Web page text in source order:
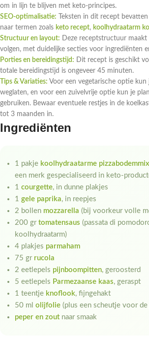
om in lijn te blijven met keto-principes.
SEO-optimalisatie: Teksten in dit recept
naar termen zoals keto recept, koolhydraatarm
Structuur en layout: Deze receptstructuur maakt
volgen, met duidelijke secties voor ingrediënten
Porties en bereidingstijd: Dit recept is geschikt
totale bereidingstijd is ongeveer 45 minuten.
Tips & Variaties: Voor een vegetarische optie kun
weglaten, en voor een zuivelvrije optie kun je
gebruiken. Bewaar eventuele restjes in de
tot 3 maanden in.
Ingrediënten
1 pakje koolhydraatarme pizzabodemmix
een merk gespecialiseerd in keto-
1 courgette, in dunne plakjes
1 gele paprika, in reepjes
2 bollen mozzarella (bij voorkeur volle
200 gr tomatensaus (passata di
koolhydraatarm)
4 plakjes parmaham
75 gr rucola
2 eetlepels pijnboompitten, geroosterd
5 eetlepels Parmezaanse kaas, geraspt
1 teentje knoflook, fijngehakt
50 ml olijfolie (plus een scheutje voor
peper en zoutnaar smaak